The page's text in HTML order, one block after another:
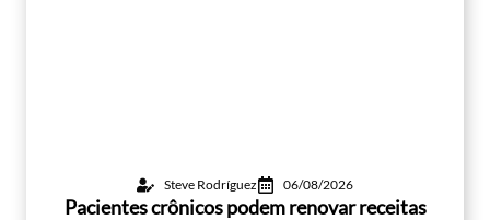
Steve Rodríguez 06/08/2026
Pacientes crônicos podem renovar receitas